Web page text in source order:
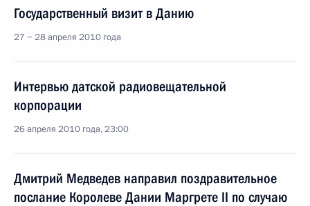
Государственный визит в Данию
27 − 28 апреля 2010 года
Интервью датской радиовещательной
корпорации
26 апреля 2010 года, 23:00
Дмитрий Медведев направил поздравительное
послание Королеве Дании Маргрете II по случаю